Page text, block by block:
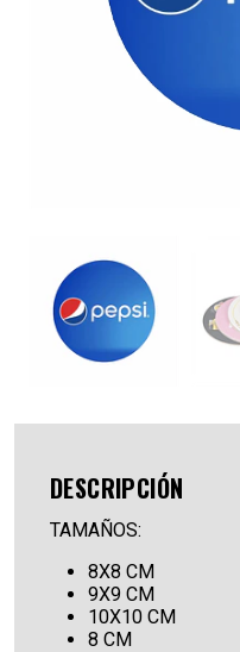
DESCRIPCIÓN
TAMAÑOS:
8X8 CM
9X9 CM
10X10 CM
8 CM